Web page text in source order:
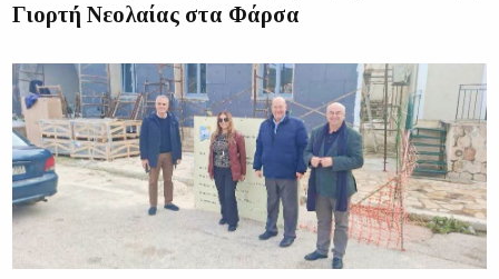
Γιορτή Νεολαίας στα Φάρσα